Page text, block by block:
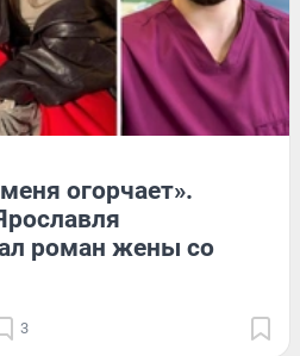
огорчает».
роман жены со
3